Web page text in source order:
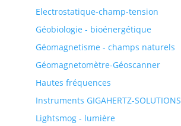
Electrostatique-champ-tension
Géobiologie - bioénergétique
Géomagnetisme - champs naturels
Géomagnetomètre-Géoscanner
Hautes fréquences
Instruments GIGAHERTZ-SOLUTIONS
Lightsmog - lumière